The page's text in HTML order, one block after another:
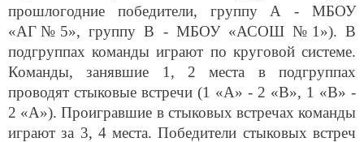
прошлогодние победители, группу А - МБОУ
«АГ№5», группу В - МБОУ «АСОШ №1»). В
подгруппах команды играют по круговой системе.
Команды, занявшие 1, 2 места в подгруппах
проводят стыковые встречи (1 «А» - 2 «В», 1 «В» -
2 «А»). Проигравшие в стыковых встречах команды
играют за 3, 4 места. Победители стыковых встреч